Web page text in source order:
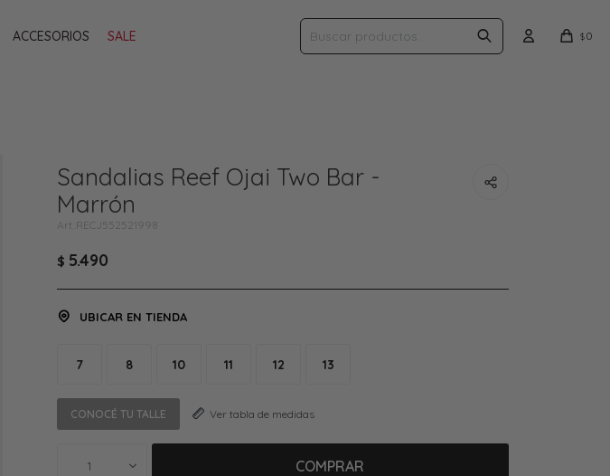
ACCESORIOS SALE $0
Sandalias Reef Ojai Two Bar -
Marrón
RECJ552521998
$ 5.490
UBICAR EN TIENDA
7 8 10 11 12 13
CONOCÉ TU TALLE Ver tabla de medidas
1 COMPRAR